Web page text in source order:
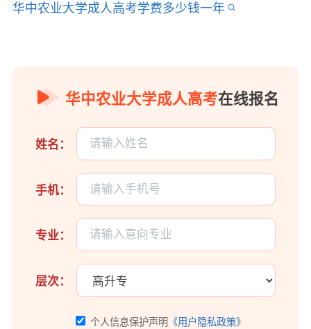
华中农业大学成人高考学费多少钱一年
华中农业大学成人高考在线报名
姓名：
手机：
专业：
层次：
个人信息保护声明 《用户隐私政策》